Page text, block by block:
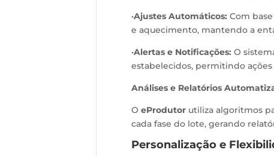
•Ajustes Automáticos: Com
e aquecimento, mantendo a
•Alertas e Notificações: O
estabelecidos, permitindo ações
Análises e Relatórios
O eProdutorutiliza algoritmos
cada fase do lote, gerando
Personalização e